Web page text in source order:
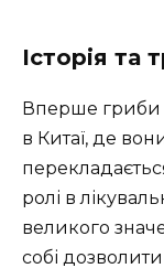
Історія та
Вперше гриби
в Китаї, де
ролі в
великого
собі